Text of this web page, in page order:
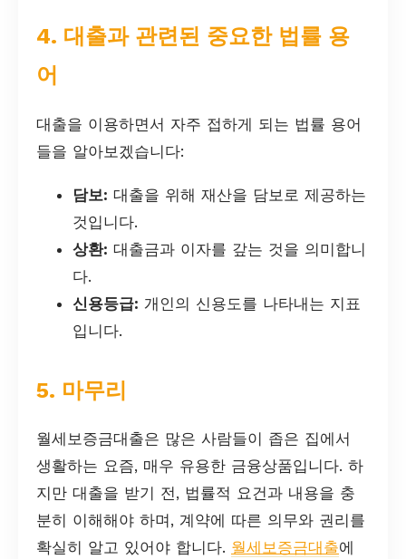
4. 대출과 관련된 중요한 법률 용
어
대출을 이용하면서 자주 접하게 되는 법률 용어
들을 알아보겠습니다:
담보: 대출을 위해 재산을 담보로 제공하는
것입니다.
상환: 대출금과 이자를 갚는 것을 의미합니
다.
신용등급: 개인의 신용도를 나타내는 지표
입니다.
5. 마무리
월세보증금대출은 많은 사람들이 좁은 집에서
생활하는 요즘, 매우 유용한 금융상품입니다. 하
지만 대출을 받기 전, 법률적 요건과 내용을 충
분히 이해해야 하며, 계약에 따른 의무와 권리를
확실히 알고 있어야 합니다. 월세보증금대출에